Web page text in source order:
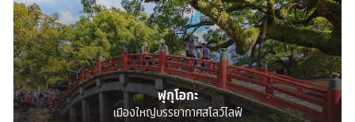
ฟุกุโอกะ
เมืองใหญ่บรรยากาศสโลว์ไลฟ์